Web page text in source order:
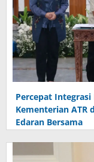
Percepat Integrasi
Kementerian ATR
Edaran Bersama